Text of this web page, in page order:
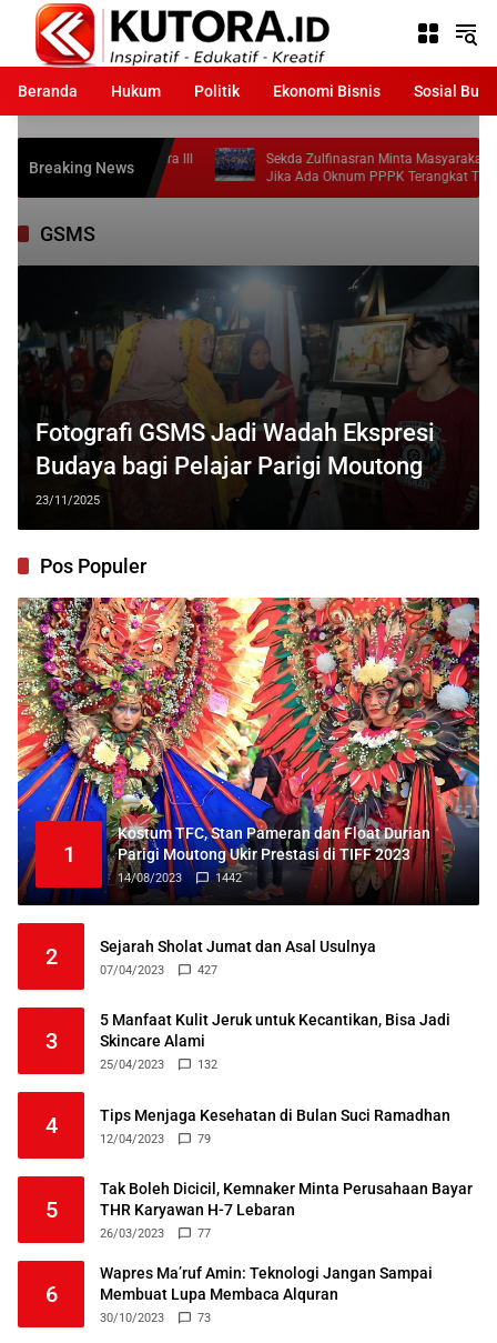
Langsung
konten
Beranda
Hukum Politik Ekonomi Bisnis Sosial
Breaking News
Raih Juara III
Sekda Zulfinasran Minta Masyarakat Laporkan
Jika Ada Oknum PPPK Terangkat Tidak Sesuai
Ketentuan
GSMS
Fotografi GSMS Jadi Wadah Ekspresi
Budaya bagi Pelajar Parigi Moutong
23/11/2025
Pos Populer
1
Kostum TFC, Stan Pameran dan Float Durian
Parigi Moutong Ukir Prestasi di TIFF 2023
14/08/2023 1442
2 Sejarah Sholat Jumat dan Asal Usulnya
07/04/2023 427
3
5 Manfaat Kulit Jeruk untuk Kecantikan, Bisa Jadi
Skincare Alami
25/04/2023 132
4 Tips Menjaga Kesehatan di Bulan Suci Ramadhan
12/04/2023 79
5
Tak Boleh Dicicil, Kemnaker Minta Perusahaan Bayar
THR Karyawan H-7 Lebaran
26/03/2023 77
6
Wapres Ma’ruf Amin: Teknologi Jangan Sampai
Membuat Lupa Membaca Alquran
30/10/2023 73